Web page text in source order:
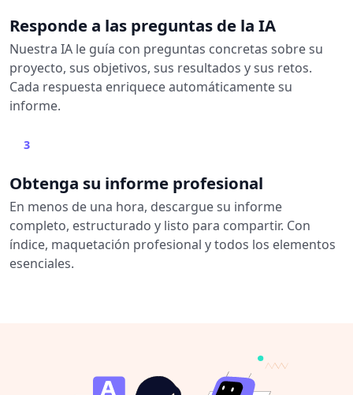
Responde a las preguntas de la IA
Nuestra IA le guía con preguntas concretas sobre su
proyecto, sus objetivos, sus resultados y sus retos.
Cada respuesta enriquece automáticamente su
informe.
3
Obtenga su informe profesional
En menos de una hora, descargue su informe
completo, estructurado y listo para compartir. Con
índice, maquetación profesional y todos los elementos
esenciales.